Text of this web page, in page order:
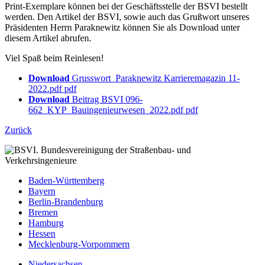
Print-Exemplare können bei der Geschäftsstelle der BSVI bestellt
werden. Den Artikel der BSVI, sowie auch das Grußwort unseres
Präsidenten Herrn Paraknewitz können Sie als Download unter
diesem Artikel abrufen.
Viel Spaß beim Reinlesen!
Download Grusswort_Paraknewitz Karrieremagazin 11-
2022.pdfpdf
Download Beitrag BSVI 096-
662_KYP_Bauingenieurwesen_2022.pdfpdf
Zurück
Baden-Württemberg
Bayern
Berlin-Brandenburg
Bremen
Hamburg
Hessen
Mecklenburg-Vorpommern